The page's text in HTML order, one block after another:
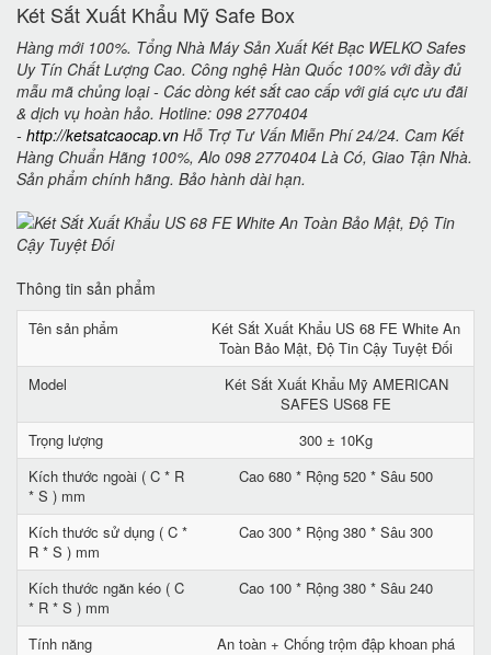
Két Sắt Xuất Khẩu Mỹ Safe Box
Hàng mới 100%. Tổng Nhà Máy Sản Xuất Két Bạc WELKO Safes
Uy Tín Chất Lượng Cao. Công nghệ Hàn Quốc 100% với đầy đủ
mẫu mã chủng loại - Các dòng két sắt cao cấp với giá cực ưu đãi
& dịch vụ hoàn hảo. Hotline: 098 2770404
- http://ketsatcaocap.vn Hỗ Trợ Tư Vấn Miễn Phí 24/24. Cam Kết
Hàng Chuẩn Hãng 100%, Alo 098 2770404 Là Có, Giao Tận Nhà.
Sản phẩm chính hãng. Bảo hành dài hạn.
Thông tin sản phẩm
Tên sản phẩm
Két Sắt Xuất Khẩu US 68 FE White An
Toàn Bảo Mật, Độ Tin Cậy Tuyệt Đối
Model
Két Sắt Xuất Khẩu Mỹ AMERICAN
SAFES US68 FE
Trọng lượng
300 ± 10Kg
Kích thước ngoài ( C * R
* S ) mm
Cao 680 * Rộng 520 * Sâu 500
Kích thước sử dụng ( C *
R * S ) mm
Cao 300 * Rộng 380 * Sâu 300
Kích thước ngăn kéo ( C
* R * S ) mm
Cao 100 * Rộng 380 * Sâu 240
Tính năng
An toàn + Chống trộm đập khoan phá